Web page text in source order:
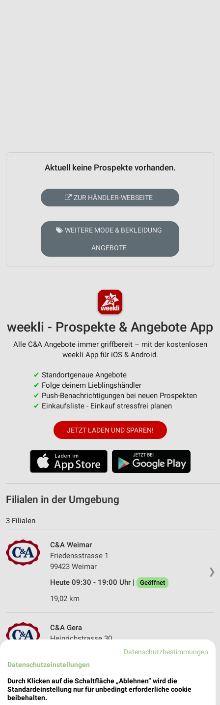
Aktuell keine Prospekte vorhanden.
ZUR HÄNDLER-WEBSEITE
WEITERE MODE & BEKLEIDUNG
ANGEBOTE
weekli - Prospekte & Angebote App
Alle C&A Angebote immer griffbereit – mit der kostenlosen
weekli App für iOS & Android.
✔ Standortgenaue Angebote
✔ Folge deinem Lieblingshändler
✔ Push-Benachrichtigungen bei neuen Prospekten
✔ Einkaufsliste - Einkauf stressfrei planen
JETZT LADEN UND SPAREN!
Filialen in der Umgebung
3 Filialen
❯
C&A Weimar
Friedensstrasse 1
99423 Weimar
Heute 09:30 - 19:00 Uhr |
Geöffnet
19,02 km
C&A Gera
Heinrichstrasse 30
Heute 09:30 - 19:00 Uhr |
35,04 km
Datenschutzbestimmungen
Datenschutzeinstellungen
Durch Klicken auf die Schaltfläche „Ablehnen“ wird die
Standardeinstellung nur für unbedingt erforderliche cookie
beibehalten.